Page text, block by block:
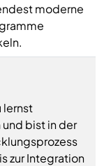
moderne
lernst
bist in der
zur Integration